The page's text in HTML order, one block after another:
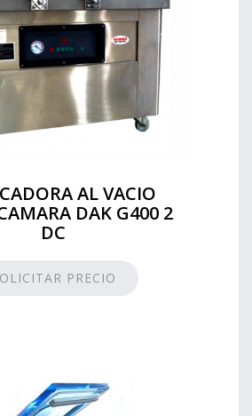
AL VACIO
DAK G400 2
DC
PRECIO